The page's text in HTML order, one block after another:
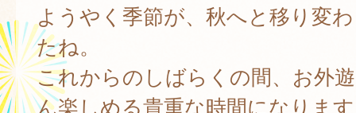
ようやく季節が、秋へと移り変
たね。
これからのしばらくの間、お外
ん楽しめる貴重な時間になりま